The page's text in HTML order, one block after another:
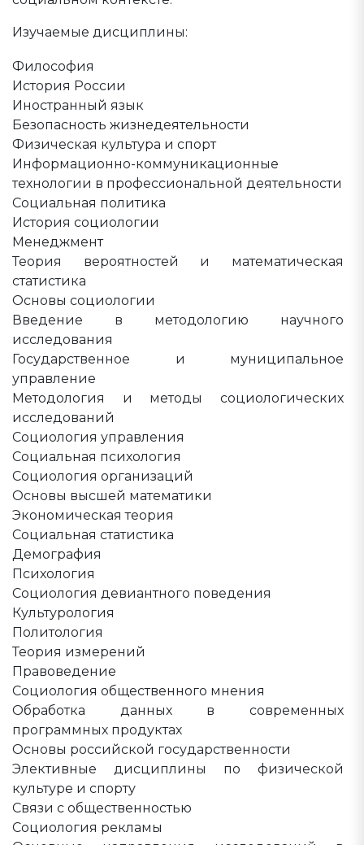
Изучаемые дисциплины:
Философия
История России
Иностранный язык
Безопасность жизнедеятельности
Физическая культура и спорт
Информационно-коммуникационные
технологии в профессиональной деятельности
Социальная политика
История социологии
Менеджмент
Теория вероятностей и математическая
статистика
Основы социологии
Введение в методологию научного
исследования
Государственное и муниципальное
управление
Методология и методы социологических
исследований
Социология управления
Социальная психология
Социология организаций
Основы высшей математики
Экономическая теория
Социальная статистика
Демография
Психология
Социология девиантного поведения
Культурология
Политология
Теория измерений
Правоведение
Социология общественного мнения
Обработка данных в современных
программных продуктах
Основы российской государственности
Элективные дисциплины по физической
культуре и спорту
Связи с общественностью
Социология рекламы